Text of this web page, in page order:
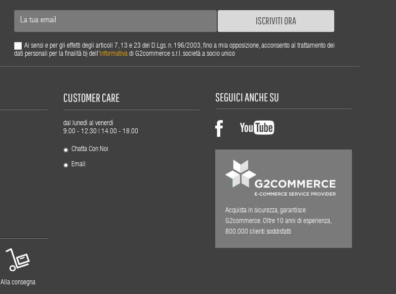
ISCRIVITI ORA
Ai sensi e per gli effetti degli articoli 7, 13 e 23 del D.Lgs. n. 196/2003, fino a mia opposizione, acconsento al trattamento dei
dati personali per la finalità b) dell'informativadi G2commerce s.r.l. società a socio unico
CUSTOMER CARE
dal lunedì al venerdì
9.00 - 12.30 | 14.00 - 18.00
Chatta Con Noi
Email
SEGUICI ANCHE SU
Acquista in sicurezza, garantisce
G2commerce. Oltre 10 anni di esperienza,
800.000 clienti soddisfatti
Alla consegna